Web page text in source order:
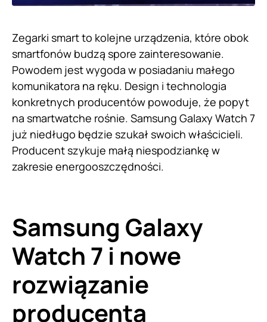
Zegarki smart to kolejne urządzenia, które obok
smartfonów budzą spore zainteresowanie.
Powodem jest wygoda w posiadaniu małego
komunikatora na ręku. Design i technologia
konkretnych producentów powoduje, że popyt
na smartwatche rośnie. Samsung Galaxy Watch 7
już niedługo będzie szukał swoich właścicieli.
Producent szykuje małą niespodziankę w
zakresie energooszczędności.
Samsung Galaxy
Watch 7 i nowe
rozwiązanie
producenta